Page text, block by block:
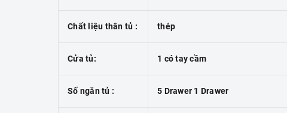
Chất liệu thân tủ : thép
Cửa tủ: 1 có tay cầm
Số ngăn tủ : 5 Drawer 1 Drawer